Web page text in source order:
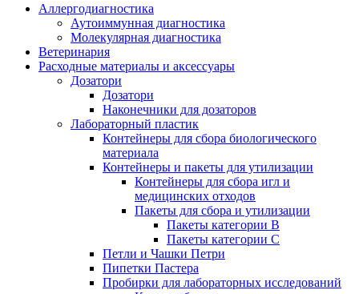
Аллергодиагностика
Аутоиммунная диагностика
Молекулярная диагностика
Ветеринария
Расходные материалы и аксессуары
Дозатори
Дозатори
Наконечники для дозаторов
Лабораторный пластик
Контейнеры для сбора биологического
материала
Контейнеры и пакеты для утилизации
Контейнеры для сбора игл и
медицинских отходов
Пакеты для сбора и утилизации
Пакеты категории B
Пакеты категории C
Петли и Чашки Петри
Пипетки Пастера
Пробирки для лабораторных исследований